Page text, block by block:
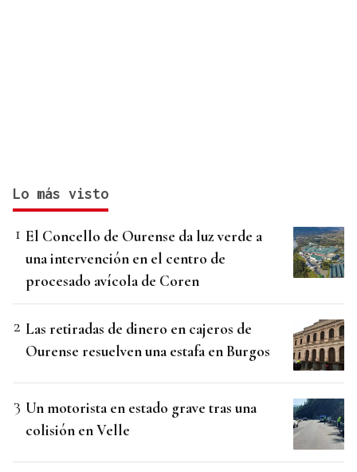
Lo más visto
El Concello de Ourense da luz verde a
una intervención en el centro de
procesado avícola de Coren
Las retiradas de dinero en cajeros de
Ourense resuelven una estafa en Burgos
Un motorista en estado grave tras una
colisión en Velle